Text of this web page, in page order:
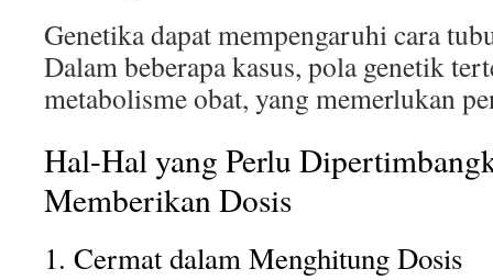
Genetika dapat mempengaruhi cara
Dalam beberapa kasus, pola genetik
metabolisme obat, yang memerlukan
Hal-Hal yang Perlu
Memberikan Dosis
1. Cermat dalam Menghitung Dosis